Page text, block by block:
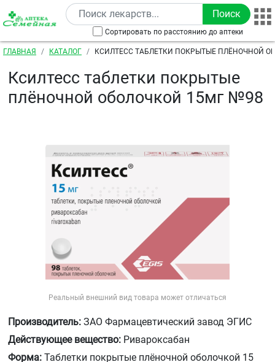
Перейти к основному содержанию
Сортировать по расстоянию до аптеки
Строка навигации
ГЛАВНАЯ КАТАЛОГ КСИЛТЕСС ТАБЛЕТКИ ПОКРЫТЫЕ ПЛЁНОЧНОЙ
Ксилтесс таблетки покрытые
плёночной оболочкой 15мг №98
Реальный внешний вид товара может отличаться
Производитель: ЗАО Фармацевтический завод ЭГИС
Действующее вещество: Ривароксабан
Форма: Таблетки покрытые плёночной оболочкой 15